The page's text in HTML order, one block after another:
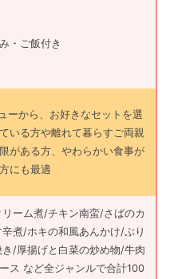
・ご飯付き
ーから、お好きなセットを選
いる方や離れて暮らすご両親
がある方、やわらかい食事が
にも最適
ーム煮/チキン南蛮/さばのカ
煮/ホキの和風あんかけ/ぶり
/厚揚げと白菜の炒め物/牛肉
ス など全ジャンルで合計100